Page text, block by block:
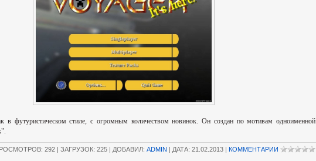
в футуристическом стиле, с огромным количеством новинок. Он создан по мотивам одноименной
292 | ЗАГРУЗОК: 225 | ДОБАВИЛ: ADMIN | ДАТА: 21.02.2013
КОММЕНТАРИИ